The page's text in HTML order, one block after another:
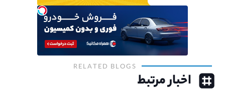
RELATED BLOGS
اخبار مرتبط